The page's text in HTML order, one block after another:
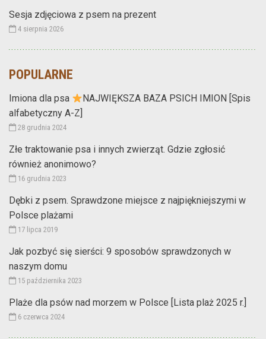
Sesja zdjęciowa z psem na prezent
4 sierpnia 2026
POPULARNE
Imiona dla psa
NAJWIĘKSZA BAZA PSICH IMION [Spis
alfabetyczny A-Z]
28 grudnia 2024
Złe traktowanie psa i innych zwierząt. Gdzie zgłosić
również anonimowo?
16 grudnia 2023
Dębki z psem. Sprawdzone miejsce z najpiękniejszymi w
Polsce plażami
17 lipca 2019
Jak pozbyć się sierści: 9 sposobów sprawdzonych w
naszym domu
15 października 2023
Plaże dla psów nad morzem w Polsce [Lista plaż 2025 r.]
6 czerwca 2024